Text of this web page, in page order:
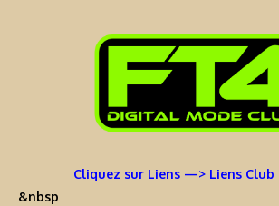
Cliquez sur Liens —> Liens Club
&nbsp